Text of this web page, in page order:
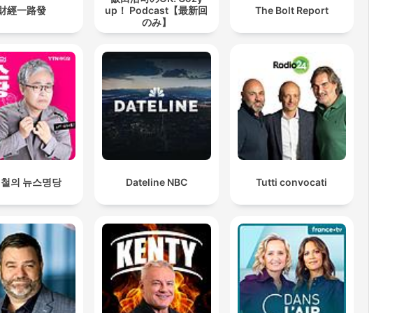
經一路發
up！ Podcast【最新回
のみ】
The Bolt Report
의 뉴스명당 Dateline NBC Tutti convocati